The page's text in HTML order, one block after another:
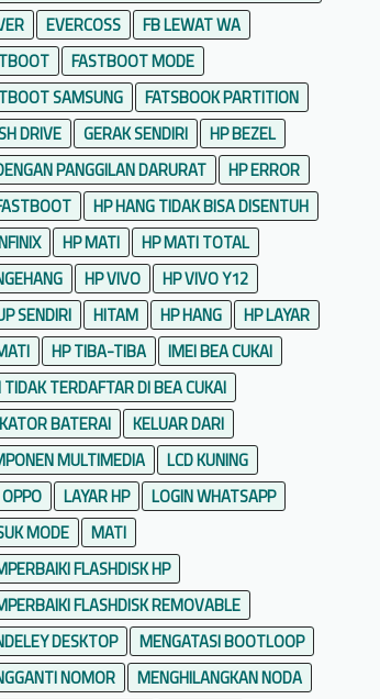
EVERCOSS
FB LEWAT WA
FASTBOOT MODE
SAMSUNG
FATSBOOK PARTITION
DRIVE
GERAK SENDIRI
HP BEZEL
PANGGILAN DARURAT
HP ERROR
HP HANG TIDAK BISA DISENTUH
HP MATI
HP MATI TOTAL
HP VIVO
HP VIVO Y12
SENDIRI
HITAM HP HANG
HP LAYAR
HP TIBA-TIBA
IMEI BEA CUKAI
TIDAK TERDAFTAR DI BEA CUKAI
BATERAI
KELUAR DARI
MULTIMEDIA
LCD KUNING
LAYAR HP
LOGIN WHATSAPP
MODE
MATI
FLASHDISK HP
FLASHDISK REMOVABLE
DESKTOP
MENGATASI BOOTLOOP
NOMOR
MENGHILANGKAN NODA